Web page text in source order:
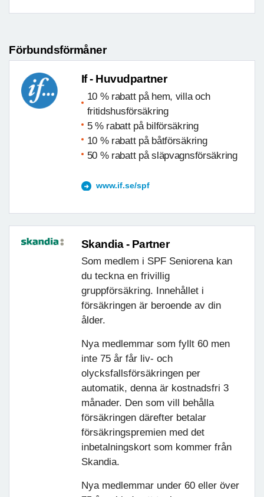
Förbundsförmåner
If - Huvudpartner
10 % rabatt på hem, villa och
fritidshusförsäkring
5 % rabatt på bilförsäkring
10 % rabatt på båtförsäkring
50 % rabatt på släpvagnsförsäkring
www.if.se/spf
Skandia - Partner
Som medlem i SPF Seniorena kan
du teckna en frivillig
gruppförsäkring. Innehållet i
försäkringen är beroende av din
ålder.
Nya medlemmar som fyllt 60 men
inte 75 år får liv- och
olycksfallsförsäkringen per
automatik, denna är kostnadsfri 3
månader. Den som vill behålla
försäkringen därefter betalar
försäkringspremien med det
inbetalningskort som kommer från
Skandia.
Nya medlemmar under 60 eller över